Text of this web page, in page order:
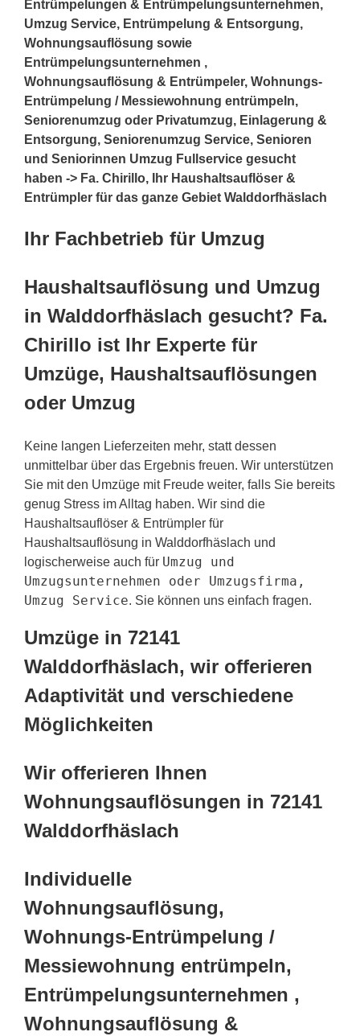
Entrümpelungen & Entrümpelungsunternehmen,
Umzug Service, Entrümpelung & Entsorgung,
Wohnungsauflösung sowie
Entrümpelungsunternehmen ,
Wohnungsauflösung & Entrümpeler, Wohnungs-
Entrümpelung / Messiewohnung entrümpeln,
Seniorenumzug oder Privatumzug, Einlagerung &
Entsorgung, Seniorenumzug Service, Senioren
und Seniorinnen Umzug Fullservice gesucht
haben -> Fa. Chirillo, Ihr Haushaltsauflöser &
Entrümpler für das ganze Gebiet Walddorfhäslach
Ihr Fachbetrieb für Umzug
Haushaltsauflösung und Umzug
in Walddorfhäslach gesucht? Fa.
Chirillo ist Ihr Experte für
Umzüge, Haushaltsauflösungen
oder Umzug
Keine langen Lieferzeiten mehr, statt dessen
unmittelbar über das Ergebnis freuen. Wir unterstützen
Sie mit den Umzüge mit Freude weiter, falls Sie bereits
genug Stress im Alltag haben. Wir sind die
Haushaltsauflöser & Entrümpler für
Haushaltsauflösung in Walddorfhäslach und
logischerweise auch für Umzug und
Umzugsunternehmen oder Umzugsfirma,
Umzug Service. Sie können uns einfach fragen.
Umzüge in 72141
Walddorfhäslach, wir offerieren
Adaptivität und verschiedene
Möglichkeiten
Wir offerieren Ihnen
Wohnungsauflösungen in 72141
Walddorfhäslach
Individuelle
Wohnungsauflösung,
Wohnungs-Entrümpelung /
Messiewohnung entrümpeln,
Entrümpelungsunternehmen ,
Wohnungsauflösung &